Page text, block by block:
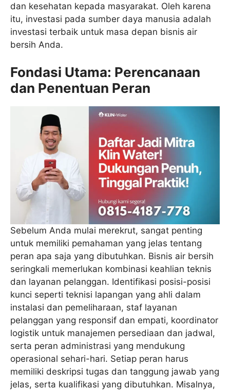
dan kesehatan kepada masyarakat. Oleh karena
itu, investasi pada sumber daya manusia adalah
investasi terbaik untuk masa depan bisnis air
bersih Anda.
Fondasi Utama: Perencanaan
dan Penentuan Peran
Sebelum Anda mulai merekrut, sangat penting
untuk memiliki pemahaman yang jelas tentang
peran apa saja yang dibutuhkan. Bisnis air bersih
seringkali memerlukan kombinasi keahlian teknis
dan layanan pelanggan. Identifikasi posisi-posisi
kunci seperti teknisi lapangan yang ahli dalam
instalasi dan pemeliharaan, staf layanan
pelanggan yang responsif dan empati, koordinator
logistik untuk manajemen persediaan dan jadwal,
serta peran administrasi yang mendukung
operasional sehari-hari. Setiap peran harus
memiliki deskripsi tugas dan tanggung jawab yang
jelas, serta kualifikasi yang dibutuhkan. Misalnya,